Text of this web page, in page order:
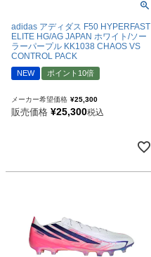
adidas アディダス F50 HYPERFAST
ELITE HG/AG JAPAN ホワイト/ソー
ラーパープル KK1038 CHAOS VS
CONTROL PACK
NEW ポイント10倍
メーカー希望価格 ¥25,300
販売価格 ¥25,300税込